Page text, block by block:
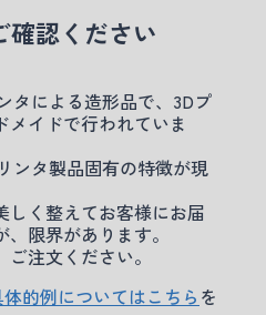
認ください
タによる造形品で、3Dプ
メイドで行われていま
ンタ製品固有の特徴が現
しく整えてお客様にお届
限界があります。
注文ください。
的例についてはこちら を